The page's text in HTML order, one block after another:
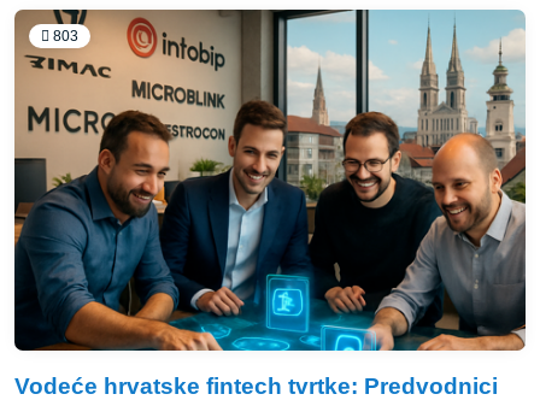
803
Vodeće hrvatske fintech tvrtke: Predvodnici